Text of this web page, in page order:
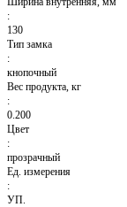
:
130
Тип замка
:
кнопочный
Вес продукта, кг
:
0.200
Цвет
:
прозрачный
Ед. измерения
:
УП.